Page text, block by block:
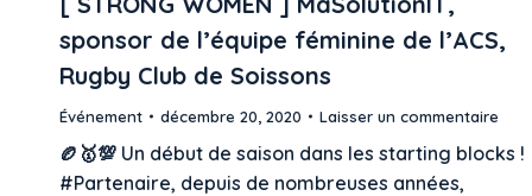
sponsor de l’équipe féminine de l’ACS,
Rugby Club de Soissons
Événement décembre 20, 2020 Laisser un commentaire
🏉🥇💯 Un début de saison dans les starting blocks !
#Partenaire, depuis de nombreuses années,